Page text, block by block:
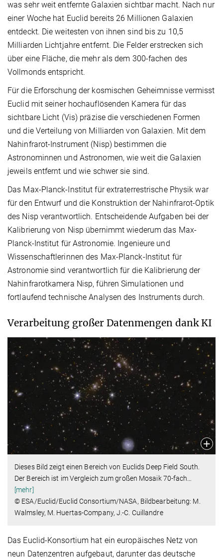
was sehr weit entfernte Galaxien sichtbar macht. Nach nur
einer Woche hat Euclid bereits 26 Millionen Galaxien
entdeckt. Die weitesten von ihnen sind bis zu 10,5
Milliarden Lichtjahre entfernt. Die Felder erstrecken sich
über eine Fläche, die mehr als dem 300-fachen des
Vollmonds entspricht.
Für die Erforschung der kosmischen Geheimnisse vermisst
Euclid mit seiner hochauflösenden Kamera für das
sichtbare Licht (Vis) präzise die verschiedenen Formen
und die Verteilung von Milliarden von Galaxien. Mit dem
Nahinfrarot-Instrument (Nisp) bestimmen die
Astronominnen und Astronomen, wie weit die Galaxien
jeweils entfernt und wie schwer sie sind.
Das Max-Planck-Institut für extraterrestrische Physik war
für den Entwurf und die Konstruktion der Nahinfrarot-Optik
des Nisp verantwortlich. Entscheidende Aufgaben bei der
Kalibrierung von Nisp übernimmt wiederum das Max-
Planck-Institut für Astronomie. Ingenieure und
Wissenschaftlerinnen des Max-Planck-Institut für
Astronomie sind verantwortlich für die Kalibrierung der
Nahinfrarotkamera Nisp, führen Simulationen und
fortlaufend technische Analysen des Instruments durch.
Verarbeitung großer Datenmengen dank KI
Dieses Bild zeigt einen Bereich von Euclids Deep Field South.
Der Bereich ist im Vergleich zum großen Mosaik 70-fach…
[mehr]
© ESA/Euclid/Euclid Consortium/NASA, Bildbearbeitung: M.
Walmsley, M. Huertas-Company, J.-C. Cuillandre
Das Euclid-Konsortium hat ein europäisches Netz von
neun Datenzentren aufgebaut, darunter das deutsche